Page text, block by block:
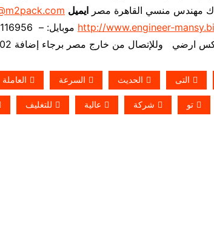
مهندس منسي القاهرة مصر ايميل
http://www.engineer-
وللإتصال من خارج مصر برجاء إضافة 002 كود مصر قبل الرقم
التى الحديث السرعة العاملة
تو شركة عالية للتغليف